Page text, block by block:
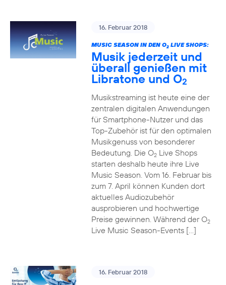
16. Februar 2018
MUSIC SEASON IN DEN O2LIVE SHOPS:
Musik jederzeit und
überall genießen mit
Libratone und O2
Musikstreaming ist heute eine der
zentralen digitalen Anwendungen
für Smartphone-Nutzer und das
Top-Zubehör ist für den optimalen
Musikgenuss von besonderer
Bedeutung. Die O2Live Shops
starten deshalb heute ihre Live
Music Season. Vom 16. Februar bis
zum 7. April können Kunden dort
aktuelles Audiozubehör
ausprobieren und hochwertige
Preise gewinnen. Während der O2
Live Music Season-Events […]
16. Februar 2018